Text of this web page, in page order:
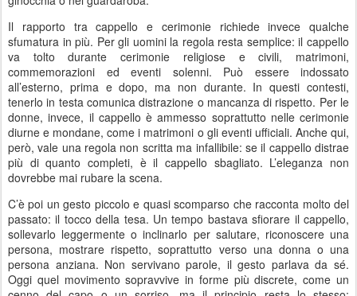
Il rapporto tra cappello e cerimonie richiede invece qualche
sfumatura in più. Per gli uomini la regola resta semplice: il cappello
va tolto durante cerimonie religiose e civili, matrimoni,
commemorazioni ed eventi solenni. Può essere indossato
all’esterno, prima e dopo, ma non durante. In questi contesti,
tenerlo in testa comunica distrazione o mancanza di rispetto. Per le
donne, invece, il cappello è ammesso soprattutto nelle cerimonie
diurne e mondane, come i matrimoni o gli eventi ufficiali. Anche qui,
però, vale una regola non scritta ma infallibile: se il cappello distrae
più di quanto completi, è il cappello sbagliato. L’eleganza non
dovrebbe mai rubare la scena.
C’è poi un gesto piccolo e quasi scomparso che racconta molto del
passato: il tocco della tesa. Un tempo bastava sfiorare il cappello,
sollevarlo leggermente o inclinarlo per salutare, riconoscere una
persona, mostrare rispetto, soprattutto verso una donna o una
persona anziana. Non servivano parole, il gesto parlava da sé.
Oggi quel movimento sopravvive in forme più discrete, come un